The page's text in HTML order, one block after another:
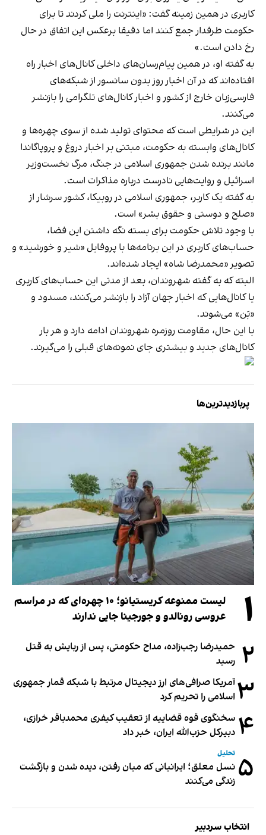
کاربری در همین زمینه گفت: «اینترنت را ملی کردند تا برای
حکومت طرفدار جمع کنند اما دقیقا برعکس این اتفاق در حال
رخ دادن است.»
به گفته او، در همین پیام‌رسان‌های داخلی کانال‌های اخبار راه
افتاده‌اند که در آن اخبار روز بدون سانسور از شبکه‌های
فارسی‌زبان خارج از کشور و اخبار کانال‌های تلگرامی را بازنشر
می‌کنند.
این در شرایطی است که محتوای تولید شده از سوی چهره‌ها و
کانال‌های وابسته به حکومت، مبتنی بر اخبار دروغ و پروپاگاندا
مانند برنده شدن جمهوری اسلامی در جنگ، مرگ نخست‌وزیر
اسرائیل و روایت‌هایی نادرست درباره مذاکرات است.
به گفته یک کاربر، جمهوری اسلامی در روبیکا، کشور سرشار از
«صلح و دوستی و حقوق بشر» است.
با وجود تلاش حکومت برای بسته نگه داشتن این فضا،
حساب‌های کاربری در این برنامه‌ها با پروفایل «شیر و خورشید» و
تصویر «محمدرضا شاه» ایجاد شده‌اند.
البته که به گفته شهروندان، بعد از مدتی این حساب‌های کاربری
یا کانال‌هایی که اخبار جهان آزاد را بازنشر می‌کنند، مسدود و
«بَن» می‌شوند.
با این حال، مقاومت روزمره شهروندان ادامه دارد و هر بار
کانال‌های جدید و بیشتری جای نمونه‌های قبلی را می‌گیرند.
پربازدیدترین‌ها
۱
لیست ممنوعه کریستیانو؛ ۱۰ چهره‌ای که در مراسم
عروسی رونالدو و جورجینا جایی ندارند
۲ حمیدرضا رجب‌زاده، مداح حکومتی، پس از ربایش به قتل
رسید
۳آمریکا صرافی‌های ارز دیجیتال مرتبط با شبکه قمار جمهوری
اسلامی را تحریم کرد
۴ سخنگوی قوه قضاییه از تعقیب کیفری محمدباقر خرازی،
دبیر‌کل حزب‌الله ایران، خبر داد
۵ تحلیل
نسل معلق؛ ایرانیانی که میان رفتن، دیده شدن و بازگشت
زندگی می‌کنند
انتخاب سردبیر